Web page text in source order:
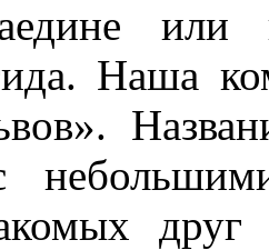
или
Наша